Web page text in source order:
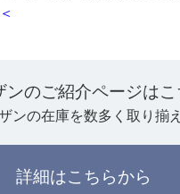
ンのご紹介ページはこ
ンの在庫を数多く取り揃
詳細はこちらから